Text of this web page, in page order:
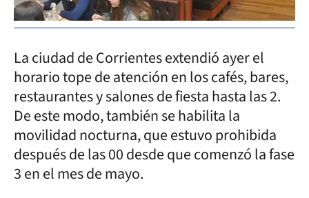
La ciudad de Corrientes extendió ayer el
horario tope de atención en los cafés, bares,
restaurantes y salones de fiesta hasta las 2.
De este modo, también se habilita la
movilidad nocturna, que estuvo prohibida
después de las 00 desde que comenzó la fase
3 en el mes de mayo.